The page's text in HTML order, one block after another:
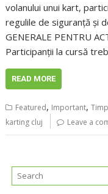
volanului unui kart,
regulile de siguranță și
GENERALE PENTRU
Participanții la cursă
READ MORE
Featured, Important,
karting cluj Leave a